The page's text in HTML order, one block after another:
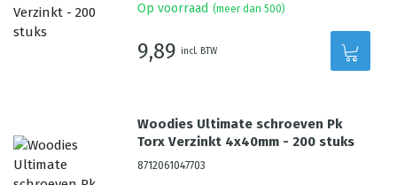
Op voorraad (meer dan 500)
9,89 incl. BTW
Woodies Ultimate schroeven Pk
Torx Verzinkt 4x40mm - 200 stuks
8712061047703